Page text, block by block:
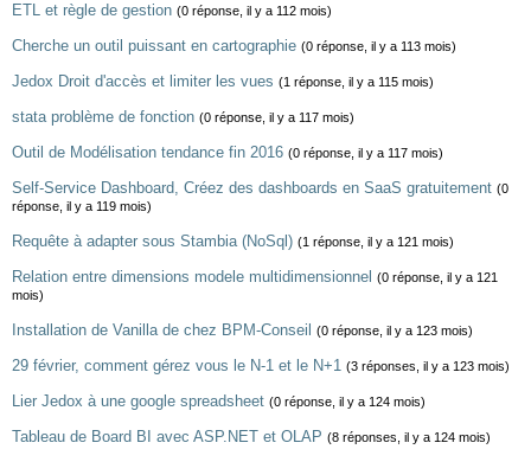
ETL et règle de gestion (0 réponse, il y a 112 mois)
Cherche un outil puissant en cartographie (0 réponse, il y a 113 mois)
Jedox Droit d'accès et limiter les vues (1 réponse, il y a 115 mois)
stata problème de fonction (0 réponse, il y a 117 mois)
Outil de Modélisation tendance fin 2016 (0 réponse, il y a 117 mois)
Self-Service Dashboard, Créez des dashboards en SaaS gratuitement (0
réponse, il y a 119 mois)
Requête à adapter sous Stambia (NoSql) (1 réponse, il y a 121 mois)
Relation entre dimensions modele multidimensionnel (0 réponse, il y a 121
mois)
Installation de Vanilla de chez BPM-Conseil (0 réponse, il y a 123 mois)
29 février, comment gérez vous le N-1 et le N+1 (3 réponses, il y a 123 mois)
Lier Jedox à une google spreadsheet (0 réponse, il y a 124 mois)
Tableau de Board BI avec ASP.NET et OLAP (8 réponses, il y a 124 mois)